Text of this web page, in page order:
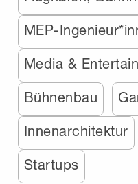
MEP-
Media &
Bühnenbau
Innenarchitektur
Startups